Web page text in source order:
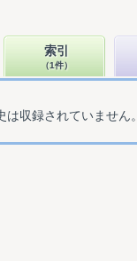
索引
（1件）
は収録されていません